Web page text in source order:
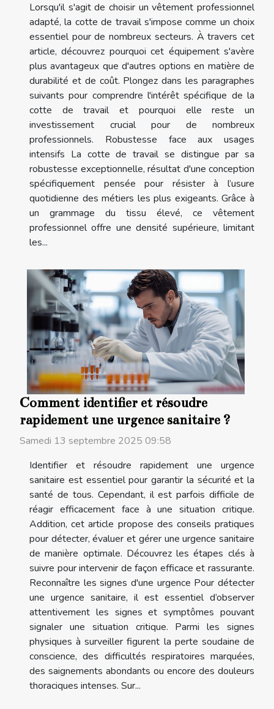
Lorsqu'il s'agit de choisir un vêtement professionnel
adapté, la cotte de travail s'impose comme un choix
essentiel pour de nombreux secteurs. À travers cet
article, découvrez pourquoi cet équipement s'avère
plus avantageux que d'autres options en matière de
durabilité et de coût. Plongez dans les paragraphes
suivants pour comprendre l'intérêt spécifique de la
cotte de travail et pourquoi elle reste un
investissement crucial pour de nombreux
professionnels. Robustesse face aux usages
intensifs La cotte de travail se distingue par sa
robustesse exceptionnelle, résultat d'une conception
spécifiquement pensée pour résister à l’usure
quotidienne des métiers les plus exigeants. Grâce à
un grammage du tissu élevé, ce vêtement
professionnel offre une densité supérieure, limitant
les...
Comment identifier et résoudre
rapidement une urgence sanitaire ?
Samedi 13 septembre 2025 09:58
Identifier et résoudre rapidement une urgence
sanitaire est essentiel pour garantir la sécurité et la
santé de tous. Cependant, il est parfois difficile de
réagir efficacement face à une situation critique.
Addition, cet article propose des conseils pratiques
pour détecter, évaluer et gérer une urgence sanitaire
de manière optimale. Découvrez les étapes clés à
suivre pour intervenir de façon efficace et rassurante.
Reconnaître les signes d'une urgence Pour détecter
une urgence sanitaire, il est essentiel d’observer
attentivement les signes et symptômes pouvant
signaler une situation critique. Parmi les signes
physiques à surveiller figurent la perte soudaine de
conscience, des difficultés respiratoires marquées,
des saignements abondants ou encore des douleurs
thoraciques intenses. Sur...